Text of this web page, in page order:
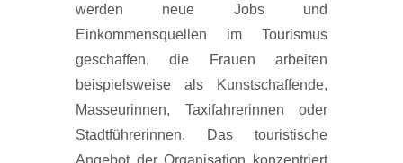
werden neue Jobs und
Einkommensquellen im Tourismus
geschaffen, die Frauen arbeiten
beispielsweise als Kunstschaffende,
Masseurinnen, Taxifahrerinnen oder
Stadtführerinnen. Das touristische
Angebot der Organisation konzentriert